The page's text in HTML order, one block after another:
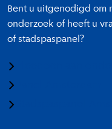
Bent u uitgenodigd om
onderzoek of heeft u
of stadspaspanel?